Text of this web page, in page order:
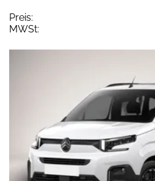
Preis:
MWSt: